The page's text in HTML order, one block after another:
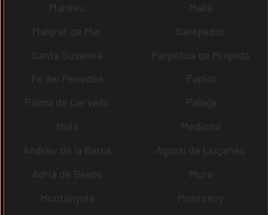
Manlleu
Malla
Malgrat de Mar
Santpedor
Santa Susanna
Perpètua de Mogoda
Fe del Penedès
Papiol
Palma de Cervelló
Pallejà
Moià
Mediona
Andreu de la Barca
Agustí de Lluçanès
Adrià de Besòs
Mura
Muntanyola
Montseny